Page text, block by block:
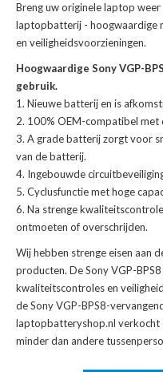
Breng uw originele laptop
laptopbatterij - hoogwaardige
en veiligheidsvoorzieningen.
Hoogwaardige Sony VGP-
gebruik.
Nieuwe batterij en is
100% OEM-compatibel met
A grade batterij zorgt voor
van de batterij.
Ingebouwde
Cyclusfunctie met hoge
Na strenge
ontmoeten of overschrijden.
Wij hebben strenge eisen aan
producten. DeSony VGP-
kwaliteitscontroles en
deSony VGP-BPS8-
laptopbatteryshop.nl verkocht
minder dan andere